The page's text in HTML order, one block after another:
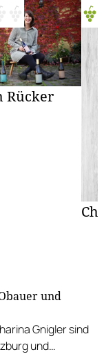
Rücker
und
Gnigler sind
und